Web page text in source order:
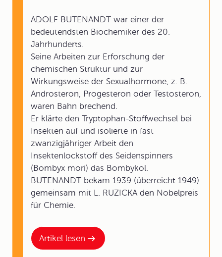
Artikel lesen
ADOLF BUTENANDT war einer der
bedeutendsten Biochemiker des 20.
Jahrhunderts.
Seine Arbeiten zur Erforschung der
chemischen Struktur und zur
Wirkungsweise der Sexualhormone, z. B.
Androsteron, Progesteron oder Testosteron,
waren Bahn brechend.
Er klärte den Tryptophan-Stoffwechsel bei
Insekten auf und isolierte in fast
zwanzigjähriger Arbeit den
Insektenlockstoff des Seidenspinners
(Bombyx mori) das Bombykol.
BUTENANDT bekam 1939 (überreicht 1949)
gemeinsam mit L. RUZICKA den Nobelpreis
für Chemie.